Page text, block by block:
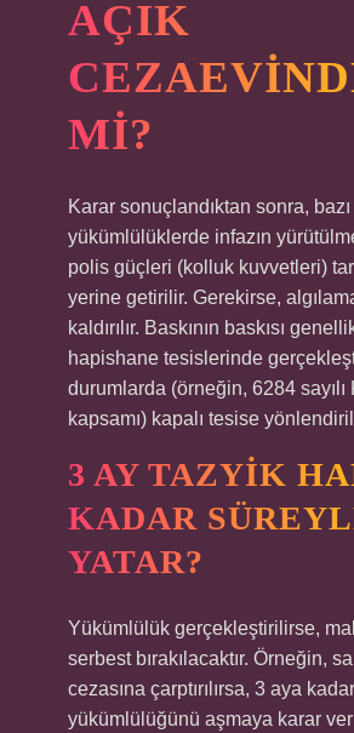
AÇIK
MI?
Karar sonuçlandıktan sonra, bazı
yükümlülüklerde infazın
polis güçleri (kolluk kuvvetleri)
yerine getirilir. Gerekirse,
kaldırılır. Baskının baskısı
hapishane tesislerinde
durumlarda (örneğin, 6284 sayılı
kapsamı) kapalı tesise
3 AY TAZYIK
KADAR
YATAR?
Yükümlülük gerçekleştirilirse,
serbest bırakılacaktır. Örneğin,
cezasına çarptırılırsa, 3 aya kadar
yükümlülüğünü aşmaya karar